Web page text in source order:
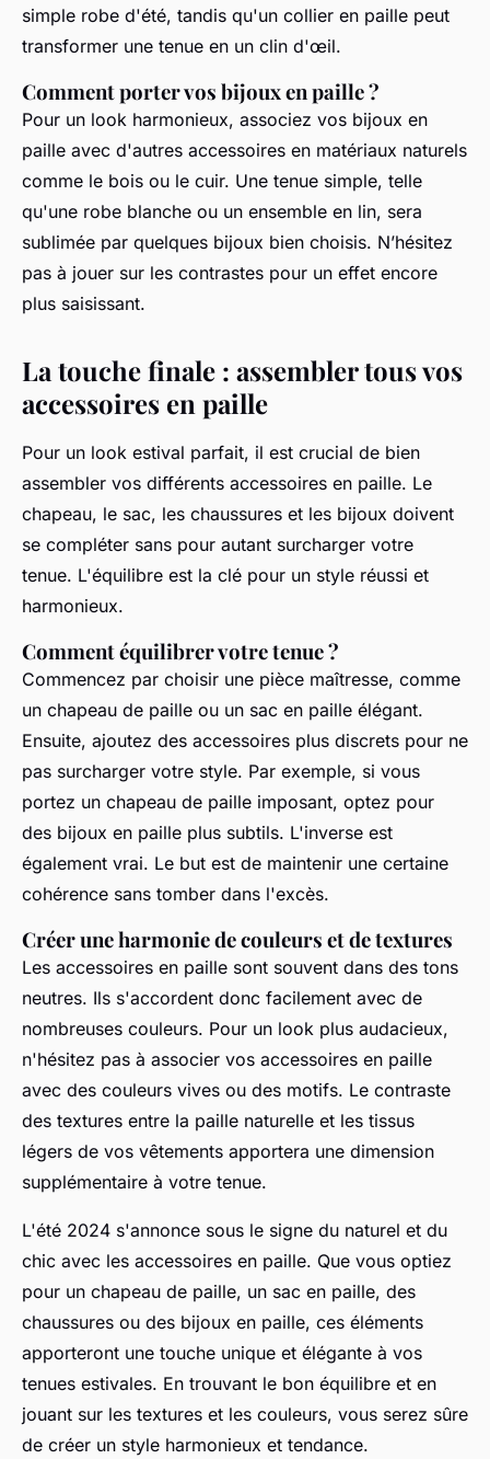
simple robe d'été, tandis qu'un collier en paille peut
transformer une tenue en un clin d'œil.
Comment porter vos bijoux en paille ?
Pour un look harmonieux, associez vos bijoux en
paille avec d'autres accessoires en matériaux naturels
comme le bois ou le cuir. Une tenue simple, telle
qu'une robe blanche ou un ensemble en lin, sera
sublimée par quelques bijoux bien choisis. N’hésitez
pas à jouer sur les contrastes pour un effet encore
plus saisissant.
La touche finale : assembler tous vos
accessoires en paille
Pour un look estival parfait, il est crucial de bien
assembler vos différents accessoires en paille. Le
chapeau, le sac, les chaussures et les bijoux doivent
se compléter sans pour autant surcharger votre
tenue. L'équilibre est la clé pour un style réussi et
harmonieux.
Comment équilibrer votre tenue ?
Commencez par choisir une pièce maîtresse, comme
un chapeau de paille ou un sac en paille élégant.
Ensuite, ajoutez des accessoires plus discrets pour ne
pas surcharger votre style. Par exemple, si vous
portez un chapeau de paille imposant, optez pour
des bijoux en paille plus subtils. L'inverse est
également vrai. Le but est de maintenir une certaine
cohérence sans tomber dans l'excès.
Créer une harmonie de couleurs et de textures
Les accessoires en paille sont souvent dans des tons
neutres. Ils s'accordent donc facilement avec de
nombreuses couleurs. Pour un look plus audacieux,
n'hésitez pas à associer vos accessoires en paille
avec des couleurs vives ou des motifs. Le contraste
des textures entre la paille naturelle et les tissus
légers de vos vêtements apportera une dimension
supplémentaire à votre tenue.
L'été 2024 s'annonce sous le signe du naturel et du
chic avec les accessoires en paille. Que vous optiez
pour un chapeau de paille, un sac en paille, des
chaussures ou des bijoux en paille, ces éléments
apporteront une touche unique et élégante à vos
tenues estivales. En trouvant le bon équilibre et en
jouant sur les textures et les couleurs, vous serez sûre
de créer un style harmonieux et tendance.